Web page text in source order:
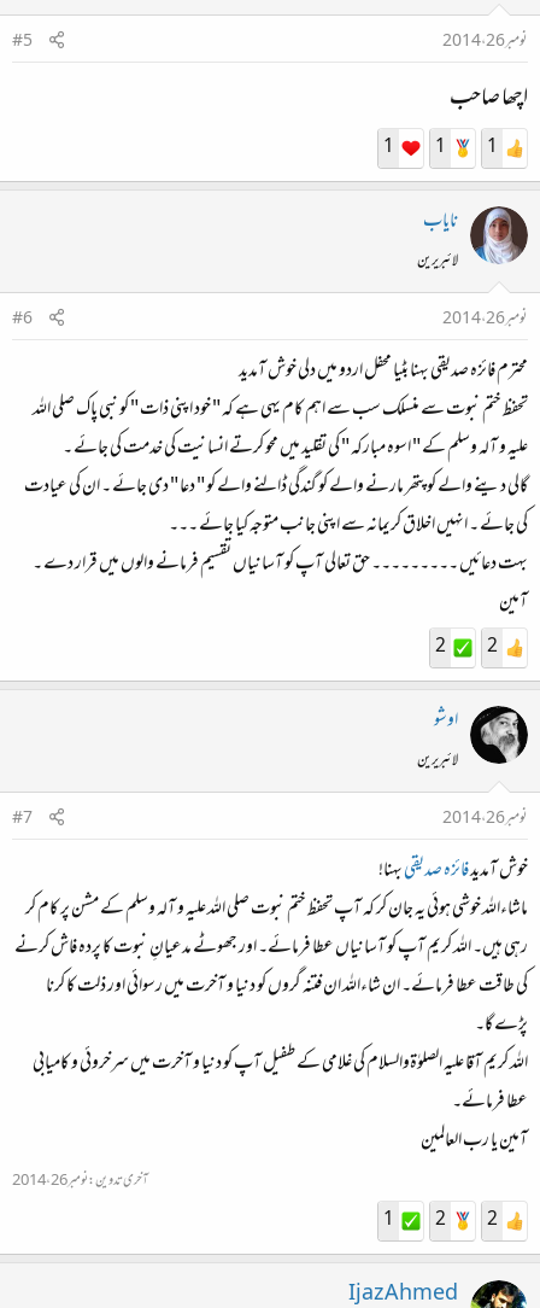
نومبر 26، 2014
#5
اچھا صاحب
1
1
1
نایاب
لائبریرین
نومبر 26، 2014
#6
محترم فائزہ صدیقی بہنا بٹیا محفل اردو میں دلی خوش آمدید
تحفظ ختم نبوت سے منسلک سب سے اہم کام یہی ہے کہ " خود اپنی ذات " کو نبی پاک صلی اللہ
علیہ و آلہ وسلم کے " اسوہ مبارکہ " کی تقلید میں محو کرتے انسانیت کی خدمت کی جائے ۔
گالی دینے والے کو پتھر مارنے والے کو گندگی ڈالنے والے کو " دعا " دی جائے ۔ ان کی عیادت
کی جائے ۔ انہیں اخلاق کریمانہ سے اپنی جانب متوجہ کیا جائے ۔۔۔
بہت دعائیں ۔۔۔۔۔۔۔۔۔ حق تعالی آپ کو آسانیاں تقسیم فرمانے والوں میں قرار دے ۔
آمین
2
2
اوشو
لائبریرین
نومبر 26، 2014
#7
خوش آمدیدفائزہ صدیقیبہنا!
ماشاءاللہ خوشی ہوئی یہ جان کر کہ آپ تحفظ ختم نبوت صلی اللہ علیہ و آلہ وسلم کے مشن پر کام کر
رہی ہیں۔ اللہ کریم آپ کو آسانیاں عطا فرمائے۔ اور جھوٹے مدعیانِ نبوت کا پردہ فاش کرنے
کی طاقت عطا فرمائے۔ ان شاءاللہ ان فتنہ گروں کو دنیا و آخرت میں رسوائی اور ذلت کا کرنا
پڑے گا۔
اللہ کریم آقا علیہ الصلوٰۃوالسلام کی غلامی کے طفیل آپ کو دنیا و آخرت میں سرخروئی و کامیابی
عطا فرمائے۔
آمین یا رب العالمین
آخری تدوین:نومبر 26، 2014
2
2
1
Ijaz Ahmed